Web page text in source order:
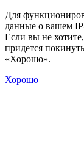
Для
данные о вашем
Если вы не
придется
«Хорошо».
Хорошо